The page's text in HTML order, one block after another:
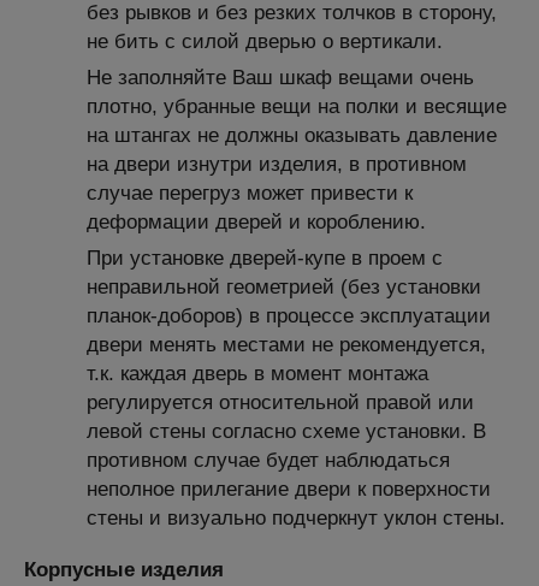
без рывков и без резких толчков в сторону,
не бить с силой дверью о вертикали.
Не заполняйте Ваш шкаф вещами очень
плотно, убранные вещи на полки и весящие
на штангах не должны оказывать давление
на двери изнутри изделия, в противном
случае перегруз может привести к
деформации дверей и короблению.
При установке дверей-купе в проем с
неправильной геометрией (без установки
планок-доборов) в процессе эксплуатации
двери менять местами не рекомендуется,
т.к. каждая дверь в момент монтажа
регулируется относительной правой или
левой стены согласно схеме установки. В
противном случае будет наблюдаться
неполное прилегание двери к поверхности
стены и визуально подчеркнут уклон стены.
Корпусные изделия